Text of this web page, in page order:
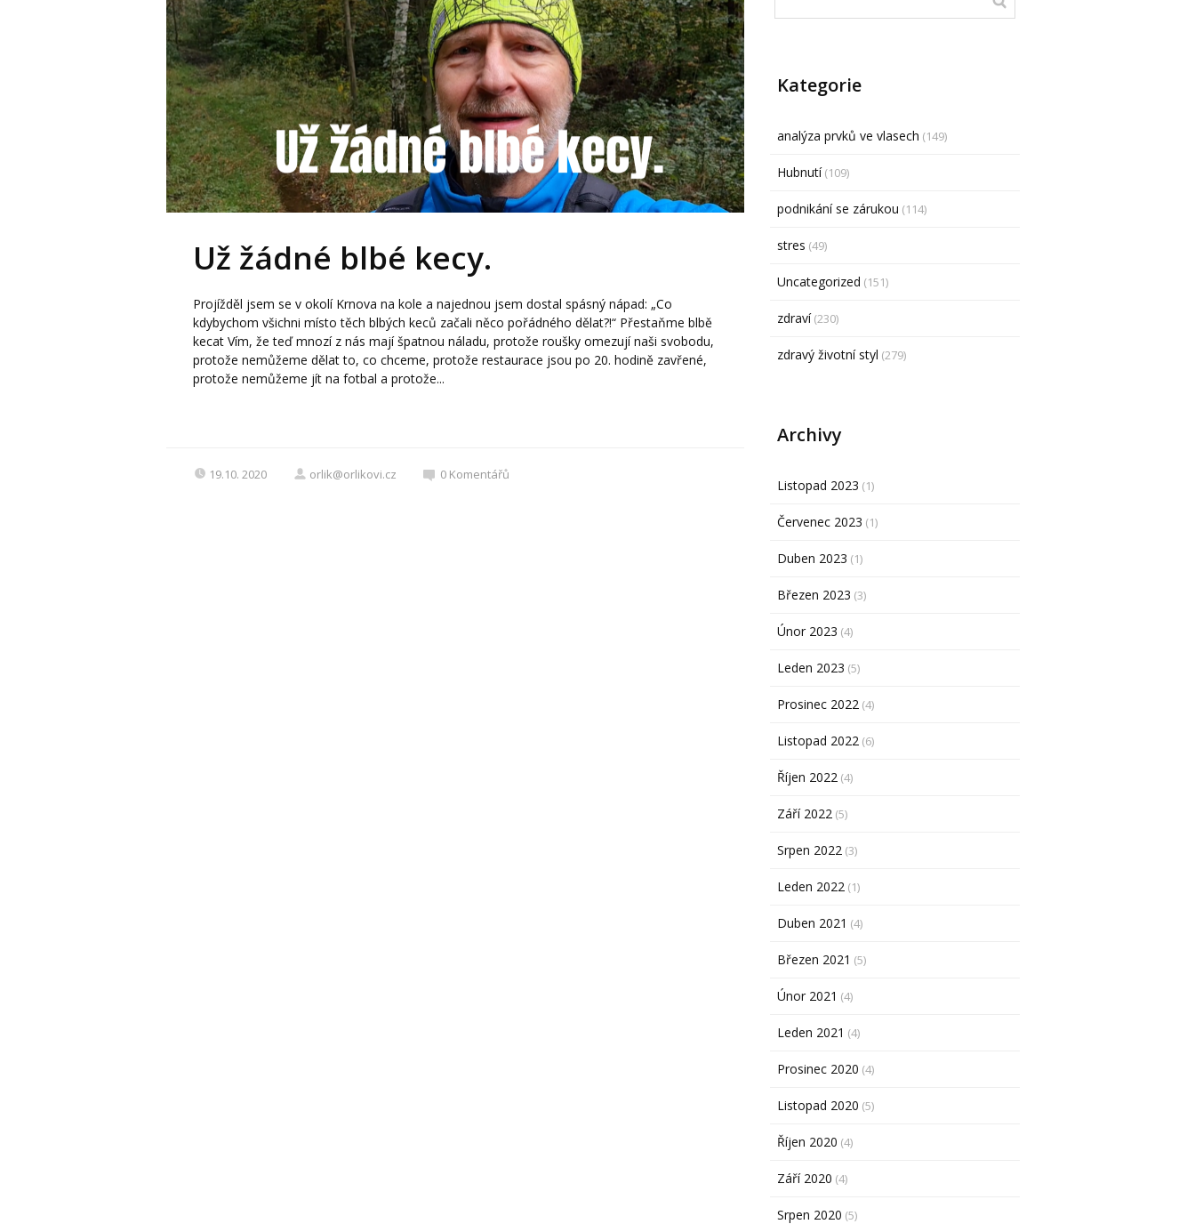
Už žádné blbé kecy.
Projížděl jsem se v okolí Krnova na kole a najednou jsem dostal spásný nápad: „Co
kdybychom všichni místo těch blbých keců začali něco pořádného dělat?!“ Přestaňme blbě
kecat Vím, že teď mnozí z nás mají špatnou náladu, protože roušky omezují naši svobodu,
protože nemůžeme dělat to, co chceme, protože restaurace jsou po 20. hodině zavřené,
protože nemůžeme jít na fotbal a protože...
19.10. 2020 orlik@orlikovi.cz 0 Komentářů
Kategorie
analýza prvků ve vlasech (149)
Hubnutí(109)
podnikání se zárukou (114)
stres (49)
Uncategorized (151)
zdraví(230)
zdravý životní styl (279)
Archivy
Listopad 2023 (1)
Červenec 2023 (1)
Duben 2023 (1)
Březen 2023 (3)
Únor 2023 (4)
Leden 2023 (5)
Prosinec 2022 (4)
Listopad 2022 (6)
Říjen 2022 (4)
Září 2022 (5)
Srpen 2022 (3)
Leden 2022 (1)
Duben 2021 (4)
Březen 2021 (5)
Únor 2021 (4)
Leden 2021 (4)
Prosinec 2020 (4)
Listopad 2020 (5)
Říjen 2020 (4)
Září 2020 (4)
Srpen 2020 (5)